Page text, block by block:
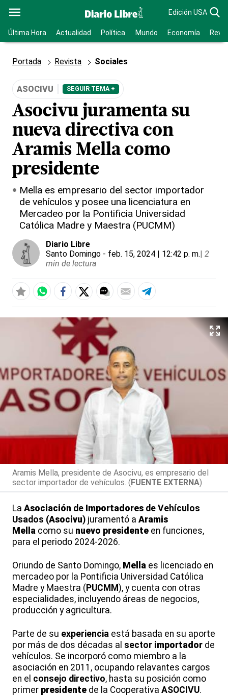
Edición USA
Última Hora Actualidad Política Mundo Economía
Portada Revista Sociales
ASOCIVU SEGUIR TEMA +
Asocivu juramenta su
nueva directiva con
Aramis Mella como
presidente
Mella es empresario del sector importador
de vehículos y posee una licenciatura en
Mercadeo por la Pontificia Universidad
Católica Madre y Maestra (PUCMM)
Diario Libre
Santo Domingo - feb. 15, 2024 | 12:42 p. m.| 2
min de lectura
Aramis Mella, presidente de Asocivu, es empresario del
sector importador de vehículos. (FUENTE EXTERNA)
La Asociación de Importadores de Vehículos
Usados (Asocivu) juramentó a Aramis
Mella como su nuevo presidente en funciones,
para el periodo 2024-2026.
Oriundo de Santo Domingo, Mella es licenciado en
mercadeo por la Pontificia Universidad Católica
Madre y Maestra ( PUCMM ), y cuenta con otras
especialidades, incluyendo áreas de negocios,
producción y agricultura.
Parte de su experiencia está basada en su aporte
por más de dos décadas al sector importador de
vehículos. Se incorporó como miembro a la
asociación en 2011, ocupando relavantes cargos
en el consejo directivo, hasta su posición como
primer presidente de la Cooperativa ASOCIVU.